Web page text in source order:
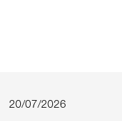
20/07/2026